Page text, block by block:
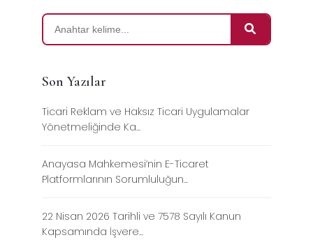
Son Yazılar
Ticari Reklam ve Haksız Ticari Uygulamalar
Yönetmeliğinde Ka...
Anayasa Mahkemesi’nin E-Ticaret
Platformlarının Sorumluluğun...
22 Nisan 2026 Tarihli ve 7578 Sayılı Kanun
Kapsamında İşvere...